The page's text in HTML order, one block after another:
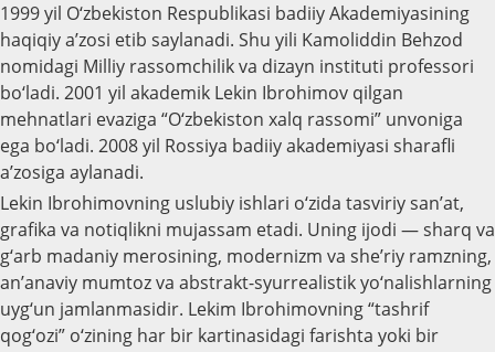
1999 yil O‘zbekiston Respublikasi badiiy Akademiyasining
haqiqiy a’zosi etib saylanadi. Shu yili Kamoliddin Behzod
nomidagi Milliy rassomchilik va dizayn instituti professori
bo‘ladi. 2001 yil akademik Lekin Ibrohimov qilgan
mehnatlari evaziga “O‘zbekiston xalq rassomi” unvoniga
ega bo‘ladi. 2008 yil Rossiya badiiy akademiyasi sharafli
a’zosiga aylanadi.
Lekin Ibrohimovning uslubiy ishlari o‘zida tasviriy san’at,
grafika va notiqlikni mujassam etadi. Uning ijodi — sharq va
g‘arb madaniy merosining, modernizm va she’riy ramzning,
an’anaviy mumtoz va abstrakt-syurrealistik yo‘nalishlarning
uyg‘un jamlanmasidir. Lekim Ibrohimovning “tashrif
qog‘ozi” o‘zining har bir kartinasidagi farishta yoki bir